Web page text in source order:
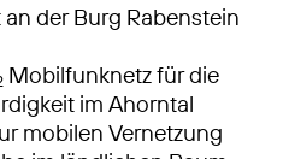
der Burg Rabenstein
Mobilfunknetz für die
im Ahorntal
mobilen Vernetzung